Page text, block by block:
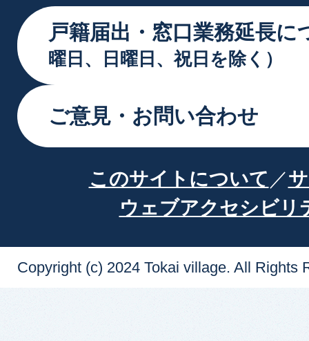
戸籍届出・窓口業務延長に
曜日、日曜日、祝日を除く）
ご意見・お問い合わせ
このサイトについて
ウェブアクセシビリ
Copyright (c) 2024 Tokai village. All Rights